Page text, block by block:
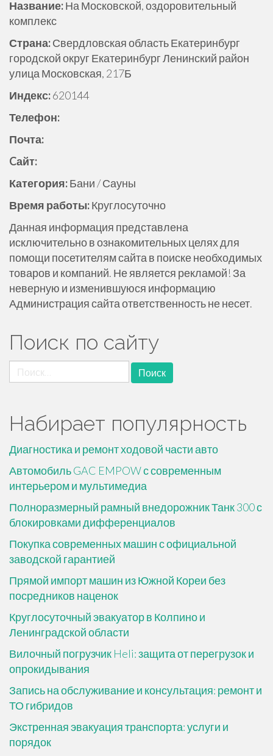
Название:На Московской, оздоровительный
комплекс
Страна:Свердловская область Екатеринбург
городской округ Екатеринбург Ленинский район
улица Московская, 217Б
Индекс:620144
Телефон:
Почта:
Cайт:
Категория:Бани / Сауны
Время работы:Круглосуточно
Данная информация представлена
исключительно в ознакомительных целях для
помощи посетителям сайта в поиске необходимых
товаров и компаний. Не является рекламой! За
неверную и изменившуюся информацию
Администрация сайта ответственность не несет.
Поиск по сайту
Найти:
Набирает популярность
Диагностика и ремонт ходовой части авто
Автомобиль GAC EMPOW с современным
интерьером и мультимедиа
Полноразмерный рамный внедорожник Танк 300 с
блокировками дифференциалов
Покупка современных машин с официальной
заводской гарантией
Прямой импорт машин из Южной Кореи без
посредников наценок
Круглосуточный эвакуатор в Колпино и
Ленинградской области
Вилочный погрузчик Heli: защита от перегрузок и
опрокидывания
Запись на обслуживание и консультация: ремонт и
ТО гибридов
Экстренная эвакуация транспорта: услуги и
порядок